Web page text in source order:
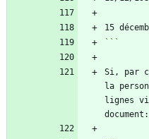
```
Si, par
la
lignes